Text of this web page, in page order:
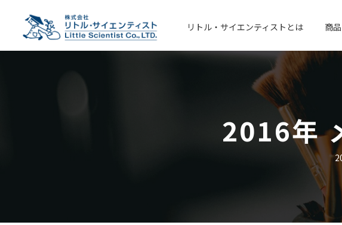
ン
ー
リトル・サイエンティストとは 商品
2016年